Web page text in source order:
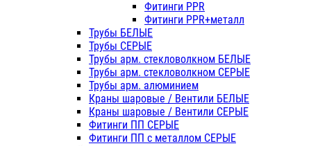
Фитинги PPR
Фитинги PPR+металл
Трубы БЕЛЫЕ
Трубы СЕРЫЕ
Трубы арм. стекловолкном БЕЛЫЕ
Трубы арм. стекловолкном СЕРЫЕ
Трубы арм. алюминием
Краны шаровые / Вентили БЕЛЫЕ
Краны шаровые / Вентили СЕРЫЕ
Фитинги ПП СЕРЫЕ
Фитинги ПП с металлом СЕРЫЕ